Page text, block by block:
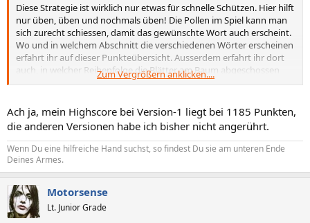
Diese Strategie ist wirklich nur etwas für schnelle Schützen. Hier hilft
nur üben, üben und nochmals üben! Die Pollen im Spiel kann man
sich zurecht schiessen, damit das gewünschte Wort auch erscheint.
Wo und in welchem Abschnitt die verschiedenen Wörter erscheinen
erfahrt ihr auf dieser Punkteübersicht. Ausserdem erfahrt ihr dort
auch, in welcher Reihenfolge die Blätter am Baum abgeschossen
werden müssen, um auch hier wieder das gewünschte Wort zu
zur Punkteübersicht und macht Euch die restlichen Notizen um
dann mit voller Kraft loslegen zu können.
Rinde vom Baum wegschiessen, wenn das Kreuz für den Schatz
nicht ganz links zu finden ist, abbrechen und neu beginnen!
abschiessen!
Alle Steine bis links zum Moos.
Moos abschiessen.
Zum Vergrößern anklicken....
Ach ja, mein Highscore bei Version-1 liegt bei 1185 Punkten,
die anderen Versionen habe ich bisher nicht angerührt.
Wenn Du eine hilfreiche Hand suchst, so findest Du sie am unteren Ende
Deines Armes.
Motorsense
Lt. Junior Grade